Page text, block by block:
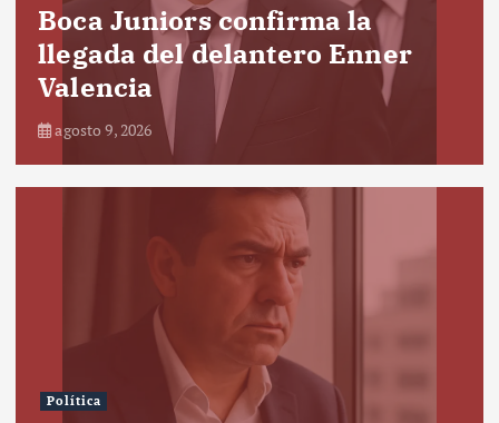
Boca Juniors confirma la
llegada del delantero Enner
Valencia
agosto 9, 2026
Política